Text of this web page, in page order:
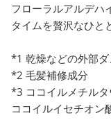
フローラルアルデハ
タイムを贅沢なひと
*1 乾燥などの外部
*2 毛髪補修成分
*3 ココイルメチルタ
ココイルイセチオン